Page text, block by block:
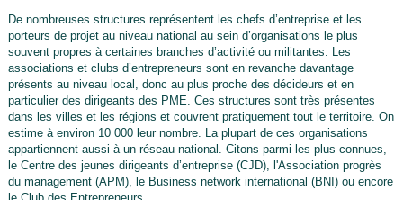
De nombreuses structures représentent les chefs d’entreprise et les
porteurs de projet au niveau national au sein d’organisations le plus
souvent propres à certaines branches d’activité ou militantes. Les
associations et clubs d’entrepreneurs sont en revanche davantage
présents au niveau local, donc au plus proche des décideurs et en
particulier des dirigeants des PME. Ces structures sont très présentes
dans les villes et les régions et couvrent pratiquement tout le territoire. On
estime à environ 10 000 leur nombre. La plupart de ces organisations
appartiennent aussi à un réseau national. Citons parmi les plus connues,
le Centre des jeunes dirigeants d’entreprise (CJD), l'Association progrès
du management (APM), le Business network international (BNI) ou encore